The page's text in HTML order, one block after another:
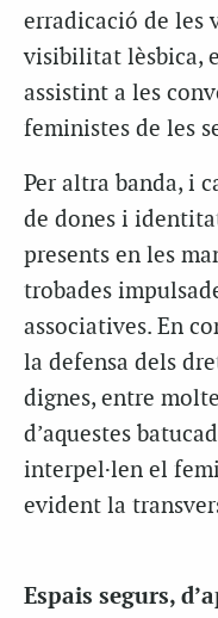
erradicació de les
visibilitat lèsbica,
assistint a les
feministes de les
Per altra banda, i
de dones i
presents en les
trobades
associatives. En
la defensa dels
dignes, entre
d’aquestes
interpel·len el
evident la
Espais segurs,